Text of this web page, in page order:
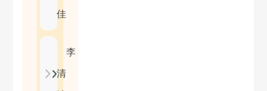
佳
李
清